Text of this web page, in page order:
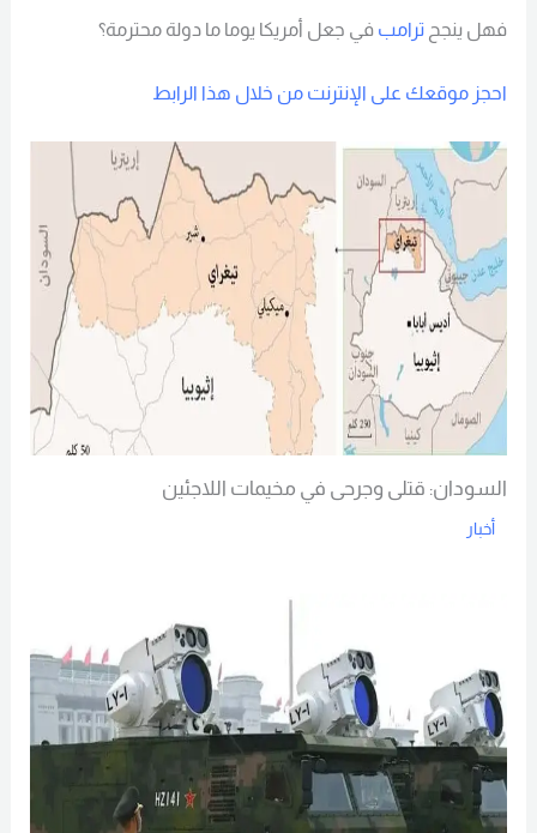
فهل ينجح ترامب في جعل أمريكا يوما ما دولة محترمة؟
احجز موقعك على الإنترنت من خلال هذا الرابط
السودان: قتلى وجرحى في مخيمات اللاجئين
أخبار